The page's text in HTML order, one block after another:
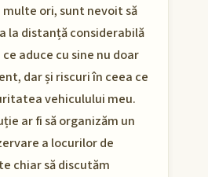
multe ori, sunt nevoit să
la distanță considerabilă
aduce cu sine nu doar
dar și riscuri în ceea ce
vehiculului meu.
ar fi să organizăm un
a locurilor de
chiar să discutăm